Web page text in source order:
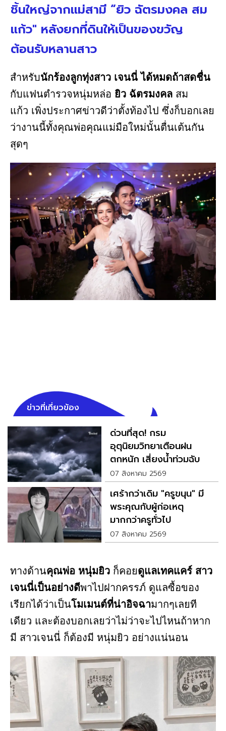
ชิ้นใหญ่จากแม่สามี “ยิว ฉัตรมงคล สม
แก้ว" หลังยกที่ดินให้เป็นของขวัญ
ต้อนรับหลานสาว
สำหรับนักร้องลูกทุ่งสาว เจนนี่ ได้หมดถ้าสดชื่น
กับแฟนตำรวจหนุ่มหล่อ ยิว ฉัตรมงคล สม
แก้ว เพิ่งประกาศข่าวดีว่าตั้งท้องไป ซึ่งก็บอกเลย
ว่างานนี้ทั้งคุณพ่อคุณแม่มือใหม่นั้นตื่นเต้นกัน
สุดๆ
ข่าวที่เกี่ยวข้อง
ด่วนที่สุด! กรม
อุตุนิยมวิทยาเตือนฝน
ตกหนัก เสี่ยงน้ำท่วมฉับ
พลัน
07 สิงหาคม 2569
เศร้ากว่าเดิม "ครูขนุน" มี
พระคุณกับผู้ก่อเหตุ
มากกว่าครูทั่วไป
07 สิงหาคม 2569
ทางด้านคุณพ่อ หนุ่มยิว ก็คอยดูแลเทคแคร์ สาว
เจนนี่เป็นอย่างดีพาไปฝากครรภ์ ดูแลซื้อของ
เรียกได้ว่าเป็นโมเมนต์ที่น่าอิจฉามากๆเลยที
เดียว และต้องบอกเลยว่าไม่ว่าจะไปไหนถ้าหาก
มี สาวเจนนี่ ก็ต้องมี หนุ่มยิว อย่างแน่นอน